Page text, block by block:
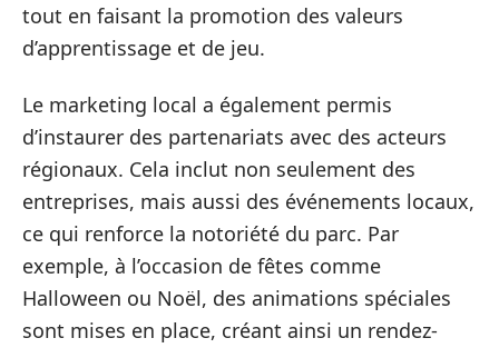
tout en faisant la promotion des valeurs
d’apprentissage et de jeu.
Le marketing local a également permis
d’instaurer des partenariats avec des acteurs
régionaux. Cela inclut non seulement des
entreprises, mais aussi des événements locaux,
ce qui renforce la notoriété du parc. Par
exemple, à l’occasion de fêtes comme
Halloween ou Noël, des animations spéciales
sont mises en place, créant ainsi un rendez-